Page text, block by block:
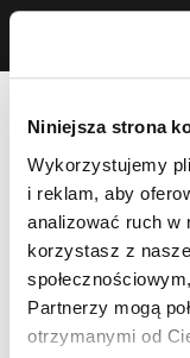
Niniejsza strona
Wykorzystujemy
i reklam, aby
analizować ruch w
korzystasz z
Partnerzy mogą
otrzymanymi od